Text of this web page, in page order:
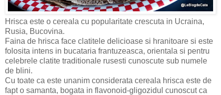
Hrisca este o cereala cu popularitate crescuta in Ucraina,
Rusia, Bucovina.
Faina de hrisca face clatitele delicioase si hranitoare si este
folosita intens in bucataria frantuzeasca, orientala si pentru
celebrele clatite traditionale rusesti cunoscute sub numele
de blini.
Cu toate ca este unanim considerata cereala hrisca este de
fapt o samanta, bogata in flavonoid-gligozidul cunoscut ca